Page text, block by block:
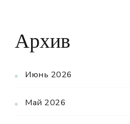
Архив
Июнь 2026
Май 2026